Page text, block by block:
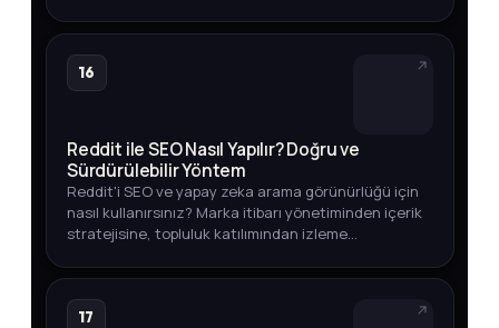
16
Reddit ile SEO Nasıl Yapılır? Doğru ve
Sürdürülebilir Yöntem
Reddit'i SEO ve yapay zeka arama görünürlüğü için
nasıl kullanırsınız? Marka itibarı yönetiminden içerik
stratejisine, topluluk katılımından izleme
17